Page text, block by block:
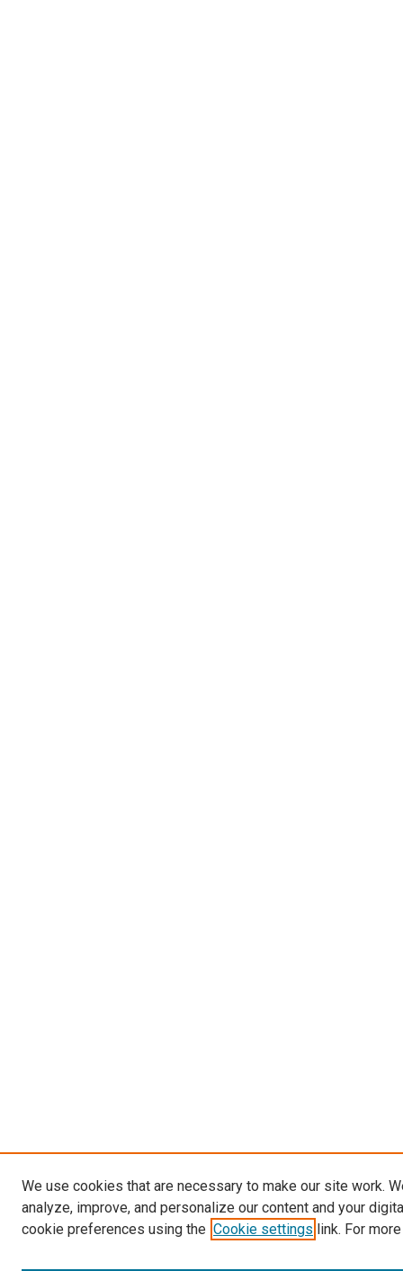
We use cookies that are necessary to make our site work.
analyze, improve, and personalize our content and your
cookie preferences using the Cookie settings link. For